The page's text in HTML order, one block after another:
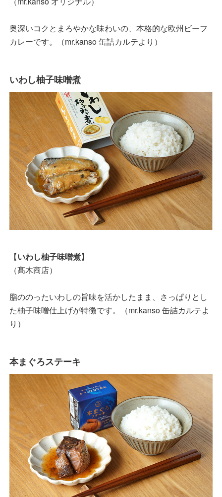
奥深いコクとまろやかな味わいの、本格的な欧州ビーフ
カレーです。（mr.kanso 缶詰カルテより）
いわし柚子味噌煮
【いわし柚子味噌煮】
（髙木商店）
脂ののったいわしの旨味を活かしたまま、さっぱりとし
た柚子味噌仕上げが特徴です。（mr.kanso 缶詰カルテよ
り）
本まぐろステーキ